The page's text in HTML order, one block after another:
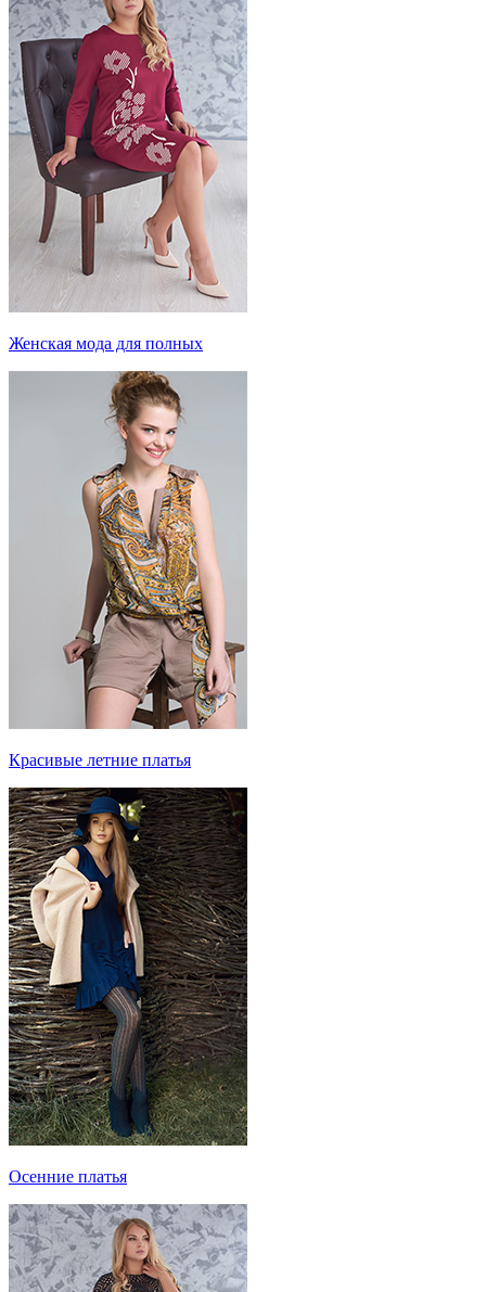
Женская мода для полных
Красивые летние платья
Осенние платья